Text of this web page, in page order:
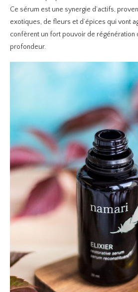
Ce sérum est une synergie d’actifs,
exotiques, de fleurs et d’épices qui vont
confèrent un fort pouvoir de régénération
profondeur.